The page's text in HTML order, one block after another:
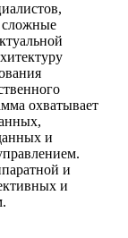
сложные
охватывает
и
и
и